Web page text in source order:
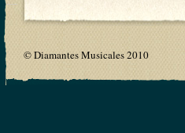
© Diamantes Musicales 2010